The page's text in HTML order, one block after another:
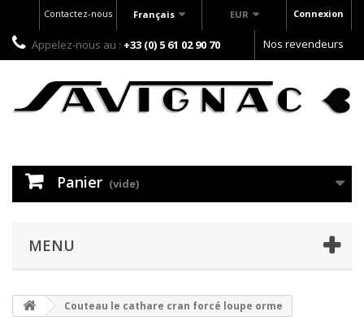
Connexion
EUR
Français
Contactez-nous
Appelez-nous au : +33 (0) 5 61 02 90 70 Nos revendeurs
Panier (vide)
MENU
Couteau le cathare cran forcé loupe orme